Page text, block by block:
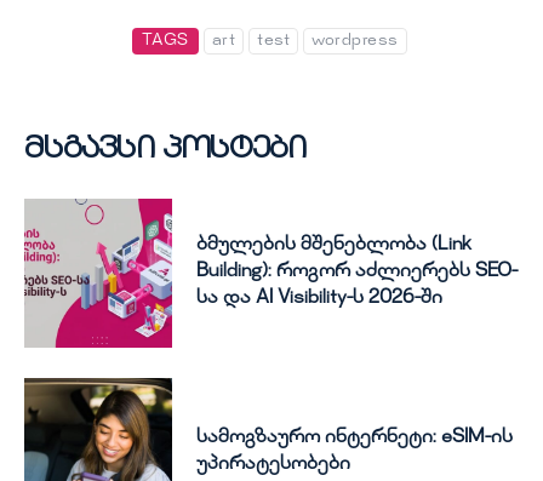
TAGS art test wordpress
მსგავსი პოსტები
ბმულების მშენებლობა (Link
Building): როგორ აძლიერებს SEO-
სა და AI Visibility-ს 2026-ში
სამოგზაურო ინტერნეტი: eSIM-ის
უპირატესობები